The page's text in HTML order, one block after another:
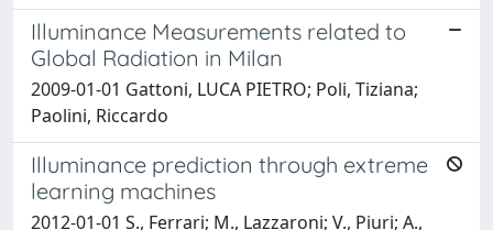
Illuminance Measurements related to
Global Radiation in Milan
2009-01-01 Gattoni, LUCA PIETRO; Poli, Tiziana;
Paolini, Riccardo
Illuminance prediction through extreme
learning machines
2012-01-01 S., Ferrari; M., Lazzaroni; V., Piuri; A.,